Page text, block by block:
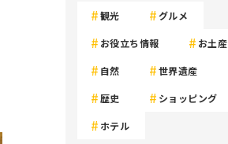
観光 グルメ
お役立ち情報 お土産
自然 世界遺産
歴史 ショッピング
ホテル